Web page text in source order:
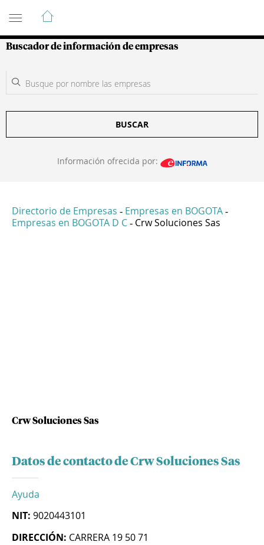
Guía de Empresas Colombianas
Buscador de información de empresas
BUSCAR
Información ofrecida por:
Directorio de Empresas - Empresas en BOGOTA -
Empresas en BOGOTA D C - Crw Soluciones Sas
Crw Soluciones Sas
Datos de contacto de Crw Soluciones Sas
Ayuda
NIT: 9020443101
DIRECCIÓN: CARRERA 19 50 71